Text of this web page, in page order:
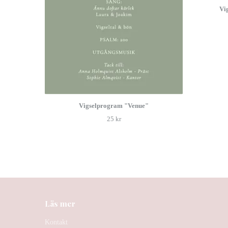
Vigselprogram "Venue"
25 kr
Läs mer
Kontakt